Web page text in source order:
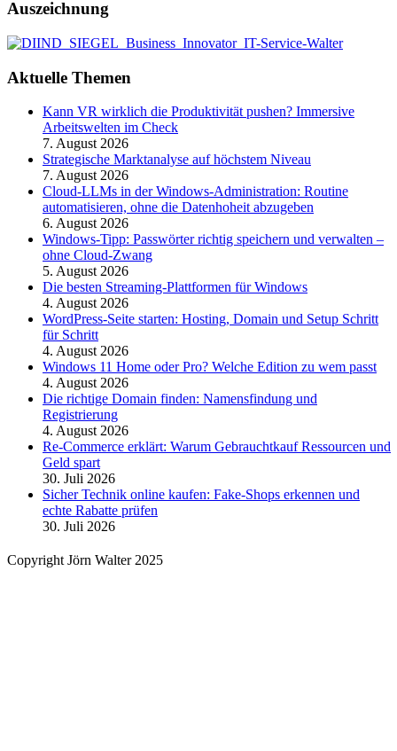
Auszeichnung
Aktuelle Themen
Kann VR wirklich die Produktivität pushen? Immersive
Arbeitswelten im Check
7. August 2026
Strategische Marktanalyse auf höchstem Niveau
7. August 2026
Cloud-LLMs in der Windows-Administration: Routine
automatisieren, ohne die Datenhoheit abzugeben
6. August 2026
Windows-Tipp: Passwörter richtig speichern und verwalten –
ohne Cloud-Zwang
5. August 2026
Die besten Streaming-Plattformen für Windows
4. August 2026
WordPress-Seite starten: Hosting, Domain und Setup Schritt
für Schritt
4. August 2026
Windows 11 Home oder Pro? Welche Edition zu wem passt
4. August 2026
Die richtige Domain finden: Namensfindung und
Registrierung
4. August 2026
Re-Commerce erklärt: Warum Gebrauchtkauf Ressourcen und
Geld spart
30. Juli 2026
Sicher Technik online kaufen: Fake-Shops erkennen und
echte Rabatte prüfen
30. Juli 2026
Copyright Jörn Walter 2025